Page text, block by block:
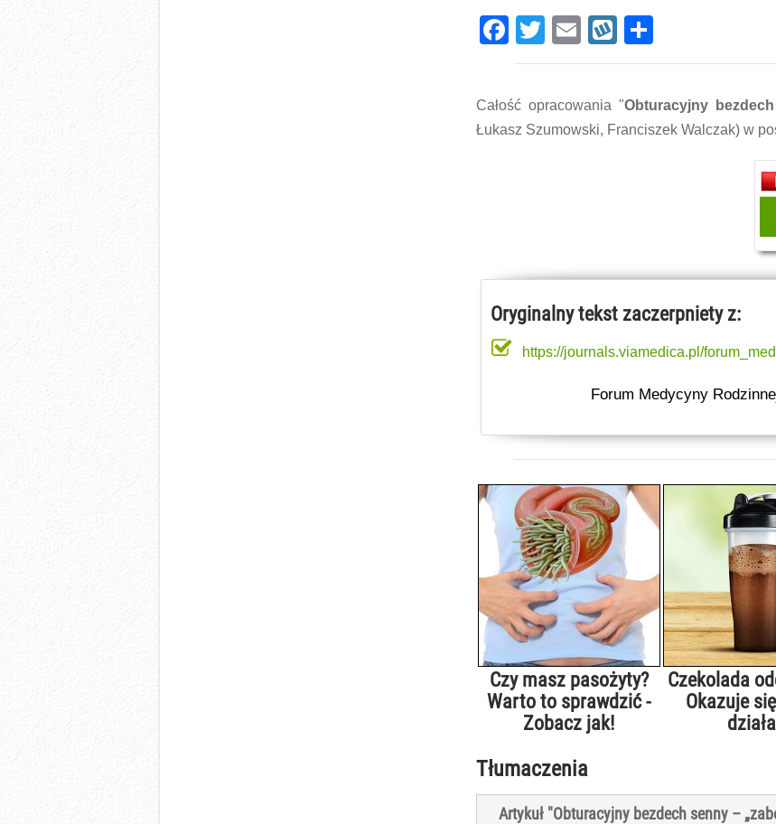
Facebook
TwitterEmailWykop
Całość opracowania "Obturacyjny
Łukasz Szumowski, Franciszek Walczak) w
Oryginalny tekst zaczerpniety z:
https://journals.viamedica.pl/
Forum Medycyny
Czy masz pasożyty?
Warto to sprawdzić -
Zobacz jak!
Czekolada
Okazuje
Tłumaczenia
Artykuł "Obturacyjny bezdech senny –